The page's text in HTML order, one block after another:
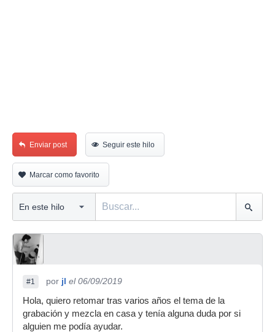
Enviar post Seguir este hilo
Marcar como favorito
#1 por jl el 06/09/2019
Hola, quiero retomar tras varios años el tema de la
grabación y mezcla en casa y tenía alguna duda por si
alguien me podía ayudar.